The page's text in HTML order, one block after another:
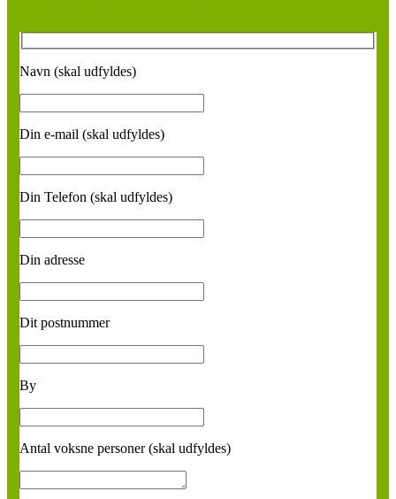
Navn (skal udfyldes)
Din e-mail (skal udfyldes)
Din Telefon (skal udfyldes)
Din adresse
Dit postnummer
By
Antal voksne personer (skal udfyldes)